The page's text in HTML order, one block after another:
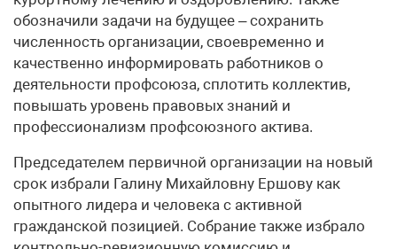
обозначили задачи на будущее – сохранить
численность организации, своевременно и
качественно информировать работников о
деятельности профсоюза, сплотить коллектив,
повышать уровень правовых знаний и
профессионализм профсоюзного актива.
Председателем первичной организации на новый
срок избрали Галину Михайловну Ершову как
опытного лидера и человека с активной
гражданской позицией. Собрание также избрало